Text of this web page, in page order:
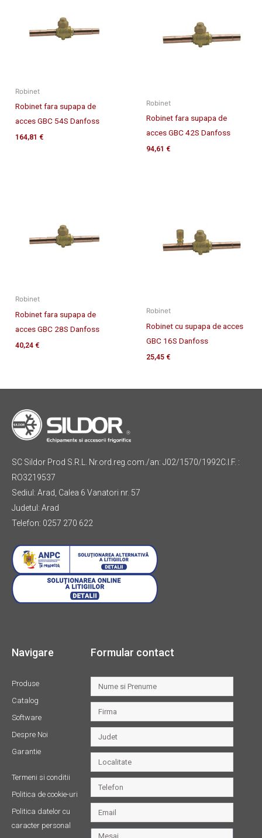
Robinet
Robinet fara supapa de
acces GBC 54S Danfoss
164,81 €
Robinet
Robinet fara supapa de
acces GBC 42S Danfoss
94,61 €
Robinet
Robinet fara supapa de
acces GBC 28S Danfoss
40,24 €
Robinet
Robinet cu supapa de acces
GBC 16S Danfoss
25,45 €
SC Sildor Prod S.R.L. Nr.ord.reg.com./an: J02/1570/1992C.I.F. :
RO3219537
Sediul: Arad, Calea 6 Vanatori nr. 57
Judetul: Arad
Telefon: 0257 270 622
Navigare
Produse
Catalog
Software
Despre Noi
Garantie
Termeni si conditii
Politica de cookie-uri
Politica datelor cu
caracter personal
Formular contact